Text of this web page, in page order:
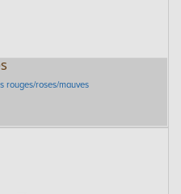
rouges/roses/mauves